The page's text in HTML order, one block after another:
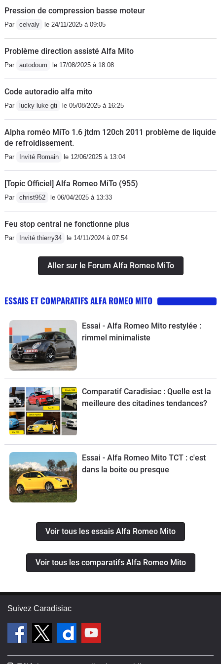
Pression de compression basse moteur
Par celvaly le 24/11/2025 à 09:05
Problème direction assisté Alfa Mito
Par autodoum le 17/08/2025 à 18:08
Code autoradio alfa mito
Par lucky luke gti le 05/08/2025 à 16:25
Alpha roméo MiTo 1.6 jtdm 120ch 2011 problème de liquide
de refroidissement.
Par Invité Romain le 12/06/2025 à 13:04
[Topic Officiel] Alfa Romeo MiTo (955)
Par christ952 le 06/04/2025 à 13:33
Feu stop central ne fonctionne plus
Par Invité thierry34 le 14/11/2024 à 07:54
Aller sur le Forum Alfa Romeo MiTo
ESSAIS ET COMPARATIFS ALFA ROMEO MITO
Essai - Alfa Romeo Mito restylée :
rimmel minimaliste
Comparatif Caradisiac : Quelle est la
meilleure des citadines tendances?
Essai - Alfa Romeo Mito TCT : c'est
dans la boite ou presque
Voir tous les essais Alfa Romeo Mito
Voir tous les comparatifs Alfa Romeo Mito
Suivez Caradisiac